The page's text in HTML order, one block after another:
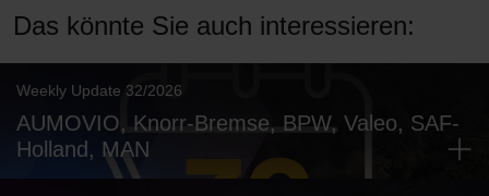
Das könnte Sie auch interessieren:
Weekly Update 32/2026
AUMOVIO, Knorr-Bremse, BPW, Valeo, SAF-
Holland, MAN